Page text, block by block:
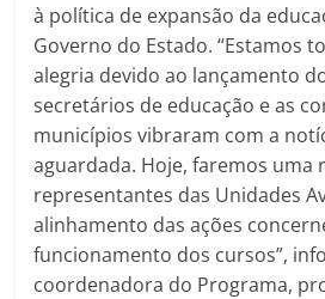
à política de expansão da
Governo do Estado. “Estamos
alegria devido ao lançamento
secretários de educação e as
municípios vibraram com a
aguardada. Hoje, faremos uma
representantes das Unidades
alinhamento das ações
funcionamento dos cursos”,
coordenadora do Programa,